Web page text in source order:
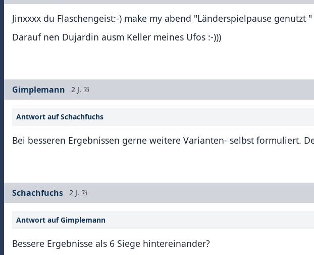
Jinxxxx du Flaschengeist:-) make my abend "Länderspielpause genutzt "
Darauf nen Dujardin ausm Keller meines Ufos :-)))
Gimplemann 2 J.
Antwort auf Schachfuchs
Bei besseren Ergebnissen gerne weitere Varianten- selbst formuliert.
Schachfuchs 2 J.
Antwort auf Gimplemann
Bessere Ergebnisse als 6 Siege hintereinander?